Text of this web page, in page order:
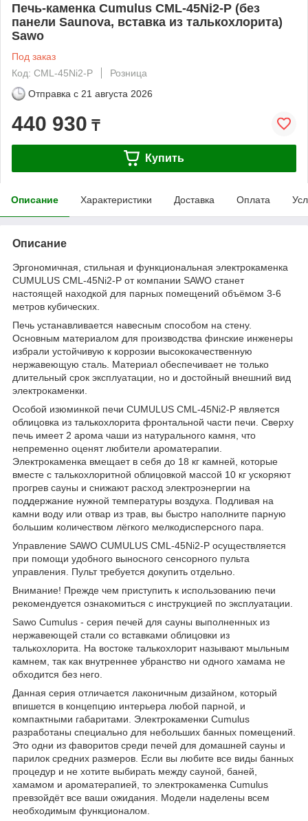
Печь-каменка Cumulus CML-45Ni2-P (без
панели Saunova, вставка из талькохлорита)
Sawo
Под заказ
Код: CML-45Ni2-P
Розница
Отправка с 21 августа 2026
440 930 ₸
Купить
Описание Характеристики Доставка Оплата
Описание
Эргономичная, стильная и функциональная электрокаменка
CUMULUS CML-45Ni2-P от компании SAWO станет
настоящей находкой для парных помещений объёмом 3-6
метров кубических.
Печь устанавливается навесным способом на стену.
Основным материалом для производства финские инженеры
избрали устойчивую к коррозии высококачественную
нержавеющую сталь. Материал обеспечивает не только
длительный срок эксплуатации, но и достойный внешний вид
электрокаменки.
Особой изюминкой печи CUMULUS CML-45Ni2-P является
облицовка из талькохлорита фронтальной части печи. Сверху
печь имеет 2 арома чаши из натурального камня, что
непременно оценят любители ароматерапии.
Электрокаменка вмещает в себя до 18 кг камней, которые
вместе с талькохлоритной облицовкой массой 10 кг ускоряют
прогрев сауны и снижают расход электроэнергии на
поддержание нужной температуры воздуха. Подливая на
камни воду или отвар из трав, вы быстро наполните парную
большим количеством лёгкого мелкодисперсного пара.
Управление SAWO CUMULUS CML-45Ni2-P осуществляется
при помощи удобного выносного сенсорного пульта
управления. Пульт требуется докупить отдельно.
Внимание! Прежде чем приступить к использованию печи
рекомендуется ознакомиться с инструкцией по эксплуатации.
Sawo Cumulus - серия печей для сауны выполненных из
нержавеющей стали со вставками облицовки из
талькохлорита. На востоке талькохлорит называют мыльным
камнем, так как внутреннее убранство ни одного хамама не
обходится без него.
Данная серия отличается лаконичным дизайном, который
впишется в концепцию интерьера любой парной, и
компактными габаритами. Электрокаменки Cumulus
разработаны специально для небольших банных помещений.
Это одни из фаворитов среди печей для домашней сауны и
парилок средних размеров. Если вы любите все виды банных
процедур и не хотите выбирать между сауной, баней,
хамамом и ароматерапией, то электрокаменка Cumulus
превзойдёт все ваши ожидания. Модели наделены всем
необходимым функционалом.